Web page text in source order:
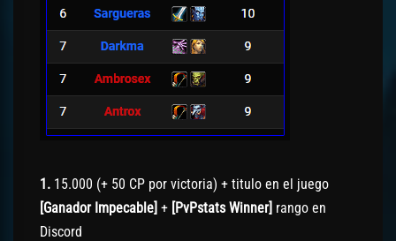
1. 15.000 (+ 50 CP por victoria) + titulo en el juego
[Ganador Impecable] + [PvPstats Winner] rango en
Discord